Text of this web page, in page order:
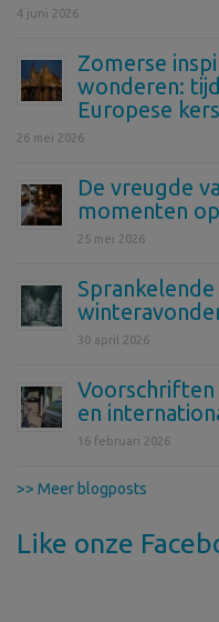
4 juni 2026
Zomerse
wonderen:
Europese
26 mei 2026
De vreugde
momenten
25 mei 2026
30 april 2026
Voorschriften
en
16 februari 2026
>> Meer blogposts
Like onze